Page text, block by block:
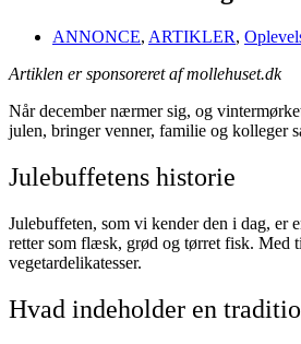
ANNONCE, ARTIKLER,
Artiklen er sponsoreret af mollehuset.dk
Når december nærmer sig, og
julen, bringer venner, familie og kolleger
Julebuffetens historie
Julebuffeten, som vi kender den i dag, er
retter som flæsk, grød og tørret fisk. Med
vegetardelikatesser.
Hvad indeholder en